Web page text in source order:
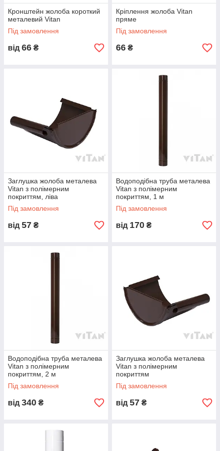
Кронштейн жолоба короткий
металевий Vitan
Під замовлення
від 66 ₴
Кріплення жолоба Vitan
пряме
Під замовлення
66 ₴
Заглушка жолоба металева
Vitan з полімерним
покриттям, ліва
Під замовлення
від 57 ₴
Водоподібна труба металева
Vitan з полімерним
покриттям, 1 м
Під замовлення
від 170 ₴
Водоподібна труба металева
Vitan з полімерним
покриттям, 2 м
Під замовлення
від 340 ₴
Заглушка жолоба металева
Vitan з полімерним
покриттям
Під замовлення
від 57 ₴